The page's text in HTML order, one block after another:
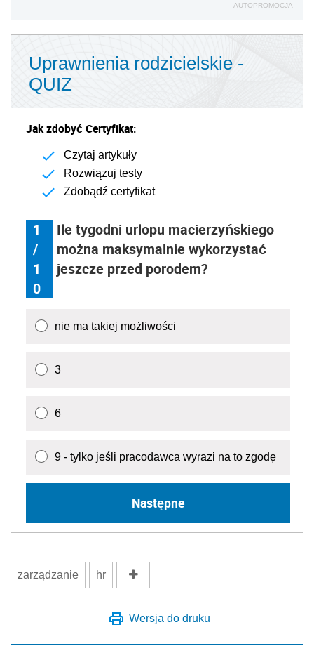
AUTOPROMOCJA
Uprawnienia rodzicielskie -
QUIZ
Jak zdobyć Certyfikat:
Czytaj artykuły
Rozwiązuj testy
Zdobądź certyfikat
1
/
1
0
Ile tygodni urlopu macierzyńskiego
można maksymalnie wykorzystać
jeszcze przed porodem?
nie ma takiej możliwości
3
6
9 - tylko jeśli pracodawca wyrazi na to zgodę
Następne
zarządzanie hr
Wersja do druku